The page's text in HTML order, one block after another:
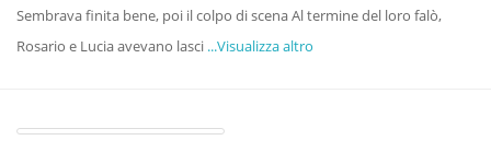
Sembrava finita bene, poi il colpo di scena Al termine del loro falò,
Rosario e Lucia avevano lasci ...Visualizza altro